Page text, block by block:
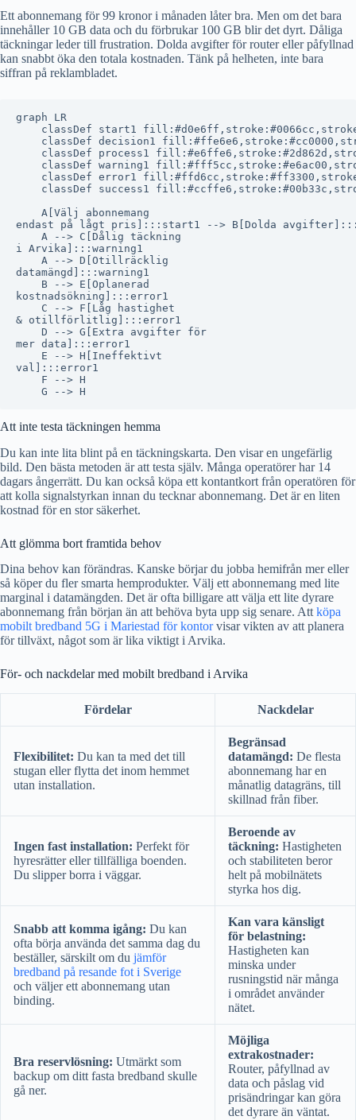
Ett abonnemang för 99 kronor i månaden låter bra. Men om det bara
innehåller 10 GB data och du förbrukar 100 GB blir det dyrt. Dåliga
täckningar leder till frustration. Dolda avgifter för router eller påfyllnad
kan snabbt öka den totala kostnaden. Tänk på helheten, inte bara
siffran på reklambladet.
graph LR
classDef start1
classDef decision1
classDef process1
classDef warning1
classDef error1
classDef success1
    A[Välj abonnemang
endast på lågt pris]:::start1 --> B[Dolda
    A --> C[Dålig täckning
i Arvika]:::warning1
    A --> D[Otillräcklig
datamängd]:::warning1
    B --> E[Oplanerad
kostnadsökning]:::error1
    C --> F[Låg hastighet
& otillförlitlig]:::error1
    D --> G[Extra avgifter för
mer data]:::error1
    E --> H[Ineffektivt
val]:::error1
    F --> H
Att inte testa täckningen hemma
Du kan inte lita blint på en täckningskarta. Den visar en ungefärlig
bild. Den bästa metoden är att testa själv. Många operatörer har 14
dagars ångerrätt. Du kan också köpa ett kontantkort från operatören för
att kolla signalstyrkan innan du tecknar abonnemang. Det är en liten
kostnad för en stor säkerhet.
Att glömma bort framtida behov
Dina behov kan förändras. Kanske börjar du jobba hemifrån mer eller
så köper du fler smarta hemprodukter. Välj ett abonnemang med lite
marginal i datamängden. Det är ofta billigare att välja ett lite dyrare
abonnemang från början än att behöva byta upp sig senare. Att köpa
mobilt bredband 5G i Mariestad för kontorvisar vikten av att planera
för tillväxt, något som är lika viktigt i Arvika.
För- och nackdelar med mobilt bredband i Arvika
Fördelar Nackdelar
Flexibilitet: Du kan ta med det till
stugan eller flytta det inom hemmet
utan installation.
Begränsad
datamängd: De flesta
abonnemang har en
månatlig datagräns, till
skillnad från fiber.
Ingen fast installation: Perfekt för
hyresrätter eller tillfälliga boenden.
Du slipper borra i väggar.
Beroende av
täckning: Hastigheten
och stabiliteten beror
helt på mobilnätets
styrka hos dig.
Snabb att komma igång: Du kan
ofta börja använda det samma dag du
beställer, särskilt om du jämför
bredband på resande fot i Sverige
och väljer ett abonnemang utan
binding.
Kan vara känsligt
för belastning:
Hastigheten kan
minska under
rusningstid när många
i området använder
nätet.
Bra reservlösning: Utmärkt som
backup om ditt fasta bredband skulle
gå ner.
Möjliga
extrakostnader:
Router, påfyllnad av
data och påslag vid
prisändringar kan göra
det dyrare än väntat.